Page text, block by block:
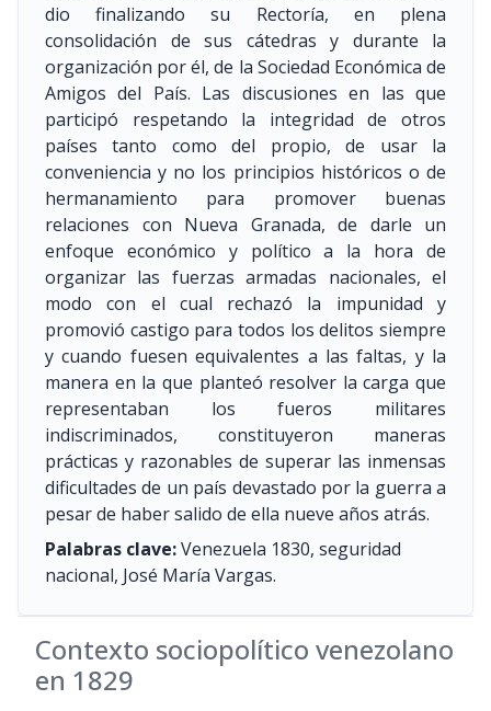
dio finalizando su Rectoría, en plena
consolidación de sus cátedras y durante la
organización por él, de la Sociedad Económica de
Amigos del País. Las discusiones en las que
participó respetando la integridad de otros
países tanto como del propio, de usar la
conveniencia y no los principios históricos o de
hermanamiento para promover buenas
relaciones con Nueva Granada, de darle un
enfoque económico y político a la hora de
organizar las fuerzas armadas nacionales, el
modo con el cual rechazó la impunidad y
promovió castigo para todos los delitos siempre
y cuando fuesen equivalentes a las faltas, y la
manera en la que planteó resolver la carga que
representaban los fueros militares
indiscriminados, constituyeron maneras
prácticas y razonables de superar las inmensas
dificultades de un país devastado por la guerra a
pesar de haber salido de ella nueve años atrás.
Palabras clave:Venezuela 1830, seguridad
nacional, José María Vargas.
Contexto sociopolítico venezolano
en 1829